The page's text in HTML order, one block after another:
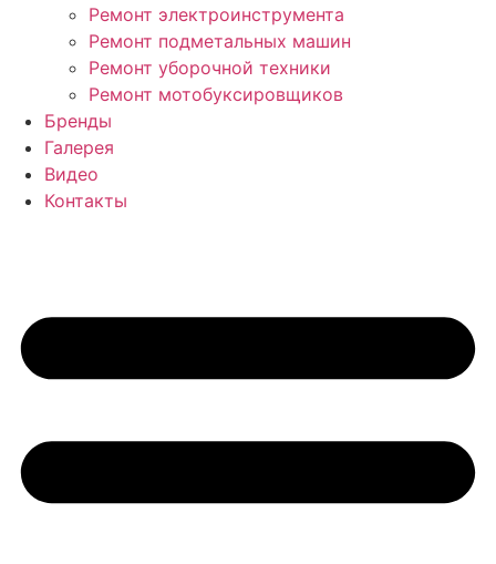
Ремонт электроинструмента
Ремонт подметальных машин
Ремонт уборочной техники
Ремонт мотобуксировщиков
Бренды
Галерея
Видео
Контакты